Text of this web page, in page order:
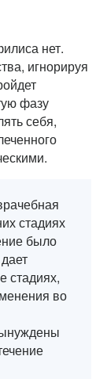
нет.
игнорируя
фазу
себя,
стадиях
было
стадиях,
во